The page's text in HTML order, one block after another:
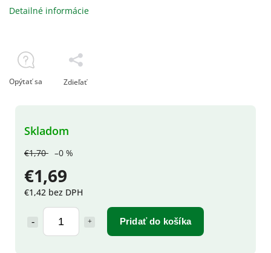
€1,70 –0 %
€1,69
€1,42 bez DPH
Pridať do košíka
Skladom
Detailné informácie
Opýtať sa Zdieľať